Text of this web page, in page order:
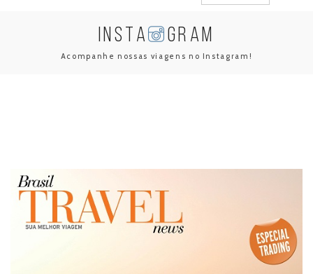
INSTA GRAM
Acompanhe nossas viagens no Instagram!